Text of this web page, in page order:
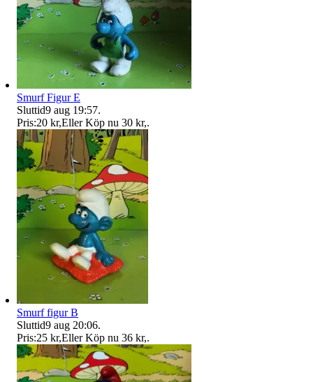
Smurf Figur E
Sluttid9 aug 19:57.
Pris:20 kr,Eller Köp nu 30 kr,.
Smurf figur B
Sluttid9 aug 20:06.
Pris:25 kr,Eller Köp nu 36 kr,.